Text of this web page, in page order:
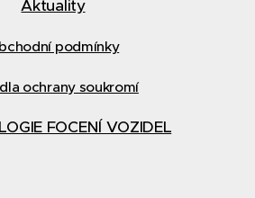
Aktuality
podmínky
ochrany soukromí
FOCENÍ VOZIDEL